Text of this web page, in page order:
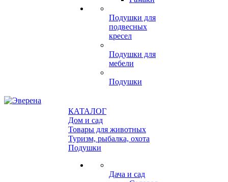
Подушки для
подвесных
кресел
Подушки для
мебели
Подушки
КАТАЛОГ
Дом и сад
Товары для животных
Туризм, рыбалка, охота
Подушки
Дача и сад